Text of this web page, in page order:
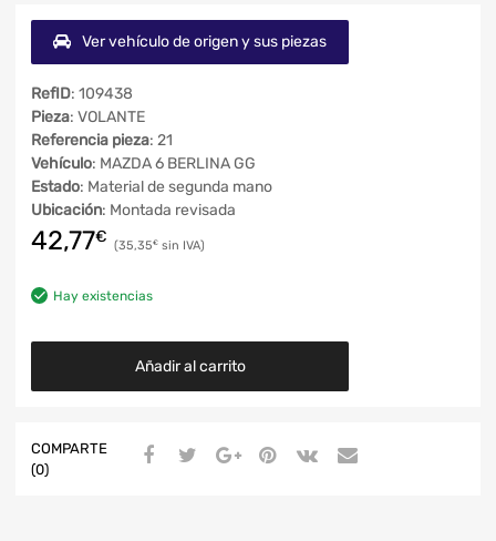
Ver vehículo de origen y sus piezas
RefID: 109438
Pieza: VOLANTE
Referencia pieza: 21
Vehículo: MAZDA 6 BERLINA GG
Estado: Material de segunda mano
Ubicación: Montada revisada
42,77€ 35,35€
Hay existencias
Añadir al carrito
COMPARTE
(0)